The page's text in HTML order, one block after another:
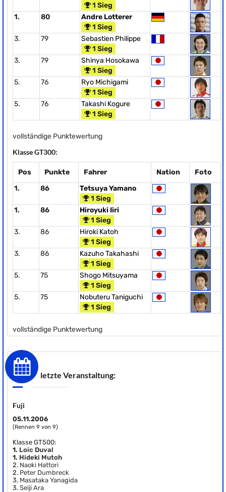
1 Sieg
1.
80
Andre Lotterer
1 Sieg
3.
79
Sebastien Philippe
1 Sieg
3.
79
Shinya Hosokawa
1 Sieg
5.
76
Ryo Michigami
1 Sieg
5.
76
Takashi Kogure
1 Sieg
vollständige Punktewertung
Klasse GT300:
Pos Punkte Fahrer Nation
Foto
1.
86
Tetsuya Yamano
1 Sieg
1.
86
Hiroyuki Iiri
1 Sieg
3.
86
Hiroki Katoh
1 Sieg
3.
86
Kazuho Takahashi
1 Sieg
5.
75
Shogo Mitsuyama
1 Sieg
5.
75
Nobuteru Taniguchi
1 Sieg
vollständige Punktewertung
letzte Veranstaltung:
Fuji
05.11.2006
(Rennen 9 von 9)
Klasse GT500:
1. Loic Duval
1. Hideki Mutoh
2. Naoki Hattori
2. Peter Dumbreck
3. Masataka Yanagida
3. Seiji Ara